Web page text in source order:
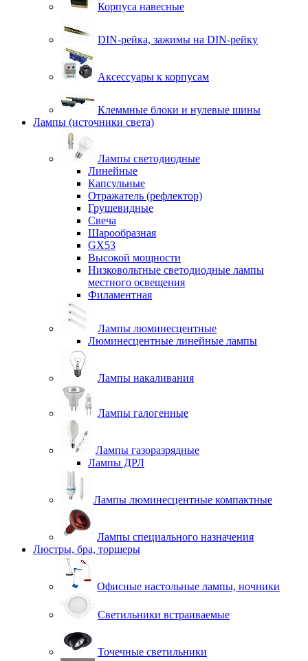
Корпуса навесные
DIN-рейка, зажимы на DIN-рейку
Аксессуары к корпусам
Клеммные блоки и нулевые шины
Лампы (источники света)
Лампы светодиодные
Линейные
Капсульные
Отражатель (рефлектор)
Грушевидные
Свеча
Шарообразная
GX53
Высокой мощности
Низковольтные светодиодные лампы
местного освещения
Филаментная
Лампы люминесцентные
Люминесцентные линейные лампы
Лампы накаливания
Лампы галогенные
Лампы газоразрядные
Лампы ДРЛ
Лампы люминесцентные компактные
Лампы специального назначения
Люстры, бра, торшеры
Офисные настольные лампы, ночники
Светильники встраиваемые
Точечные светильники